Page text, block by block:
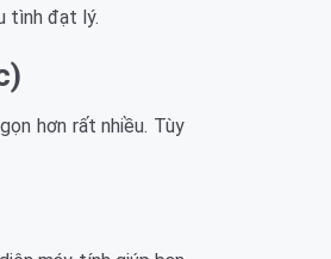
tình đạt lý.
hơn rất nhiều. Tùy